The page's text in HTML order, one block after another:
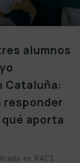
alumnos
Cataluña:
responder
aporta
en RAC1